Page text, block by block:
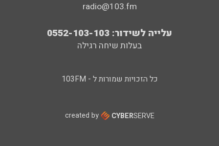
radio@103.fm
עלייה לשידור: 0552-103-103
בעלות שיחה רגילה
כל הזכויות שמורות ל - 103FM
created by CYBERSERVE